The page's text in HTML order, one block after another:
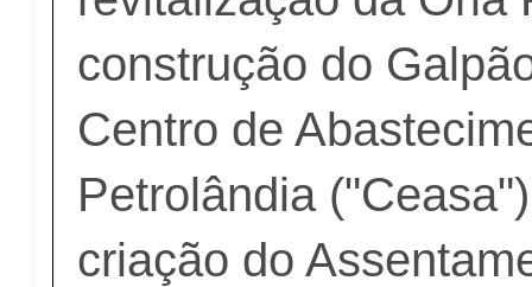
construção do
Centro de
Petrolândia
criação do